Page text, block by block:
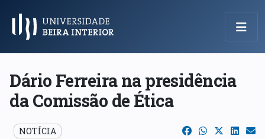
Menu Principal
Dário Ferreira na presidência
da Comissão de Ética
NOTÍCIA